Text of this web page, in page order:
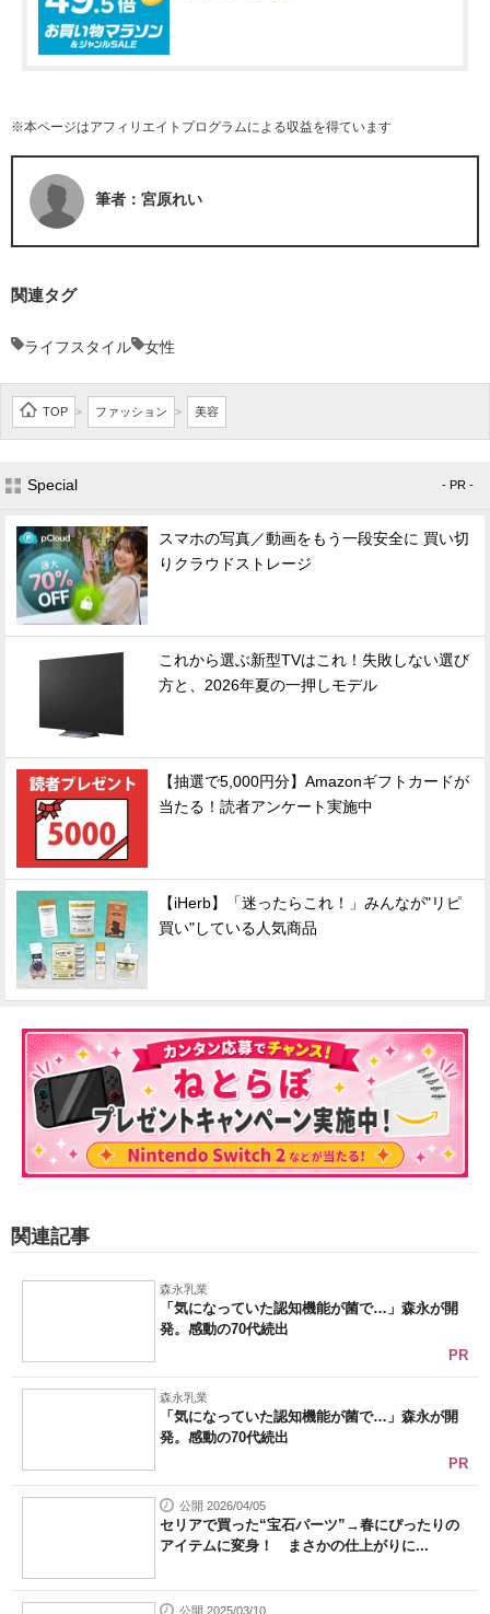
※本ページはアフィリエイトプログラムによる収益を得ています
筆者：宮原れい
関連タグ
ライフスタイル 女性
TOP > ファッション > 美容
Special - PR -
スマホの写真／動画をもう一段安全に 買い切
りクラウドストレージ
これから選ぶ新型TVはこれ！失敗しない選び
方と、2026年夏の一押しモデル
【抽選で5,000円分】Amazonギフトカードが
当たる！読者アンケート実施中
【iHerb】「迷ったらこれ！」みんなが"リピ
買い"している人気商品
関連記事
森永乳業
「気になっていた認知機能が菌で…」森永が開
発。感動の70代続出
PR
森永乳業
「気になっていた認知機能が菌で…」森永が開
発。感動の70代続出
PR
公開 2026/04/05
セリアで買った“宝石パーツ”→春にぴったりの
アイテムに変身！ まさかの仕上がりに...
公開 2025/03/10